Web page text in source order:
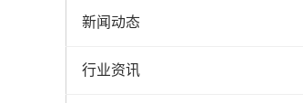
新闻动态
行业资讯